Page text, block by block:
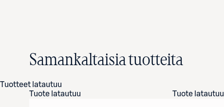
Samankaltaisia tuotteita
Tuotteet latautuu
Tuote latautuu
Tuote latautuu